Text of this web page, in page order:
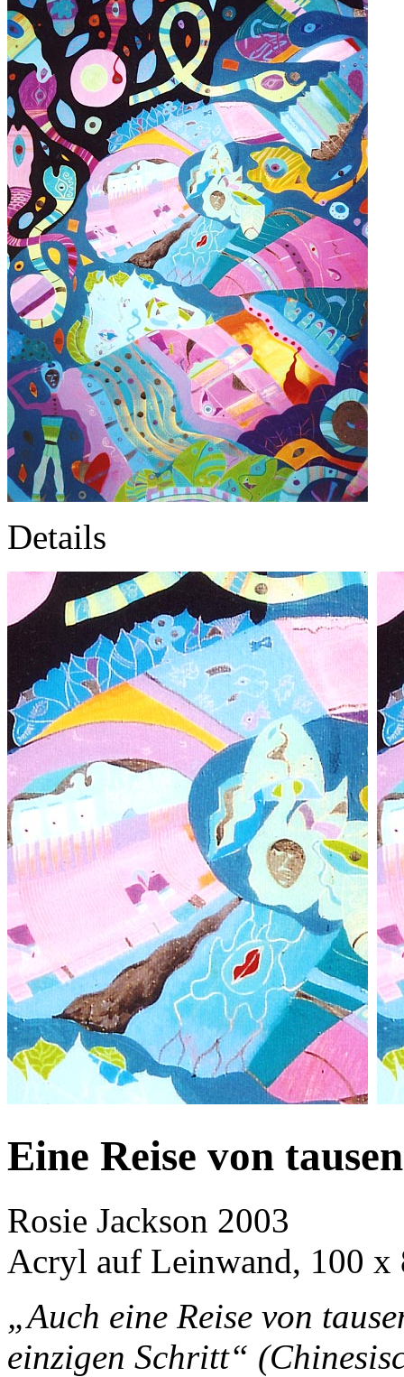
Details
Eine Reise von
Rosie Jackson 2003
Acryl auf Leinwand, 100 x
„Auch eine Reise von
einzigen Schritt“